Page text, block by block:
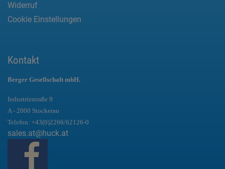
Widerruf
Cookie Einstellungen
Kontakt
Berger Gesellschaft mbH.
Industriestraße 9
A - 2000 Stockerau
Telefon: +43(0)2266/62126-0
sales.at@huck.at